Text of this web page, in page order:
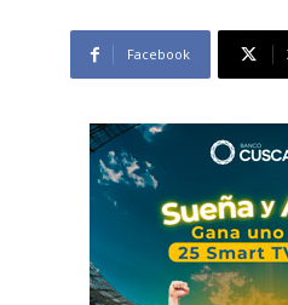
Facebook